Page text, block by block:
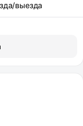
выезда